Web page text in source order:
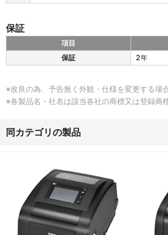
グ
フ
ィ
／
シ
ボ
ル
保証
D
2
1
保
証
項目
保証
2年
※改良の為、予告無く外観・仕様を変更する場
※各製品名・社名は該当各社の商標又は登録商
同カテゴリの製品